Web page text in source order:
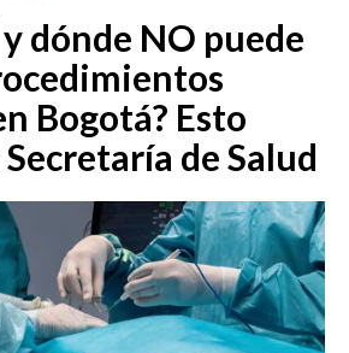
EMISIÓN 7:00 PM
dónde NO puede
Bogotá? Esto
de Salud